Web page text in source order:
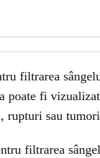
filtrarea
poate fi
rupturi sau
filtrarea